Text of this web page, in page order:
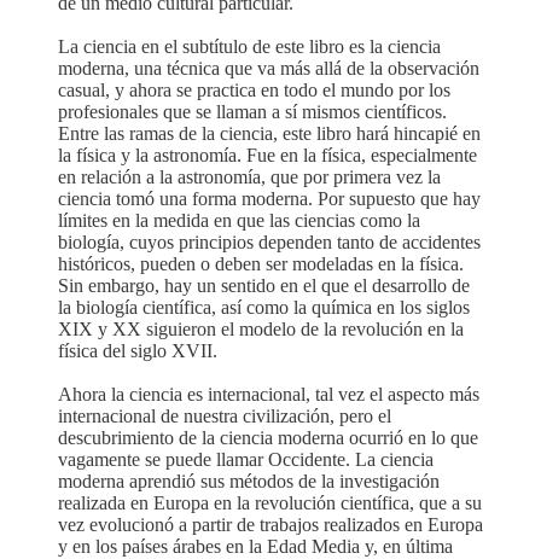
La ciencia en el subtítulo de este libro es la ciencia
moderna, una técnica que va más allá de la observación
casual, y ahora se practica en todo el mundo por los
profesionales que se llaman a sí mismos científicos.
Entre las ramas de la ciencia, este libro hará hincapié en
la física y la astronomía. Fue en la física, especialmente
en relación a la astronomía, que por primera vez la
ciencia tomó una forma moderna. Por supuesto que hay
límites en la medida en que las ciencias como la
biología, cuyos principios dependen tanto de accidentes
históricos, pueden o deben ser modeladas en la física.
Sin embargo, hay un sentido en el que el desarrollo de
la biología científica, así como la química en los siglos
XIX y XX siguieron el modelo de la revolución en la
física del siglo XVII.
Ahora la ciencia es internacional, tal vez el aspecto más
internacional de nuestra civilización, pero el
descubrimiento de la ciencia moderna ocurrió en lo que
vagamente se puede llamar Occidente. La ciencia
moderna aprendió sus métodos de la investigación
realizada en Europa en la revolución científica, que a su
vez evolucionó a partir de trabajos realizados en Europa
y en los países árabes en la Edad Media y, en última